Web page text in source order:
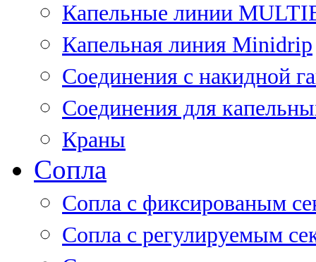
Капельные линии
Капельная линия Minidrip
Соединения с накидной
Соединения для
Краны
Сопла
Cопла с фиксированым
Сопла с регулируемым